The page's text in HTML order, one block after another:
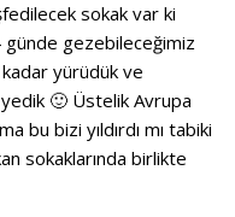
sokak var ki
gezebileceğimiz
yürüdük ve
🙂 Üstelik Avrupa
bu bizi yıldırdı mı tabiki
sokaklarında birlikte